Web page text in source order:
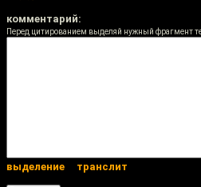
комментарий:
Перед цитированием выделяй нужный фрагмент
выделение транслит